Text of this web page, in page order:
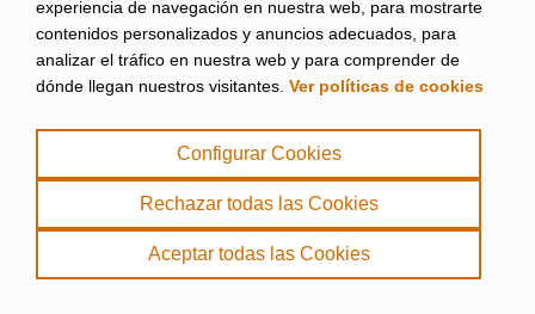
experiencia de navegación en nuestra web, para mostrarte
contenidos personalizados y anuncios adecuados, para
analizar el tráfico en nuestra web y para comprender de
dónde llegan nuestros visitantes. Ver políticas de cookies
Configurar Cookies
Rechazar todas las Cookies
Aceptar todas las Cookies
Aviso legal
|
Política de Privacidad
|
. misPeces Copyright 2000 - 2026. Todos los derechos reservados